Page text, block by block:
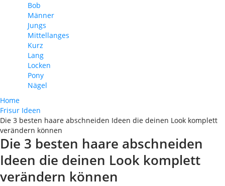
Bob
Männer
Jungs
Mittellanges
Kurz
Lang
Locken
Pony
Nägel
Home
Frisur Ideen
Die 3 besten haare abschneiden Ideen die deinen Look komplett
verändern können
Die 3 besten haare abschneiden
Ideen die deinen Look komplett
verändern können